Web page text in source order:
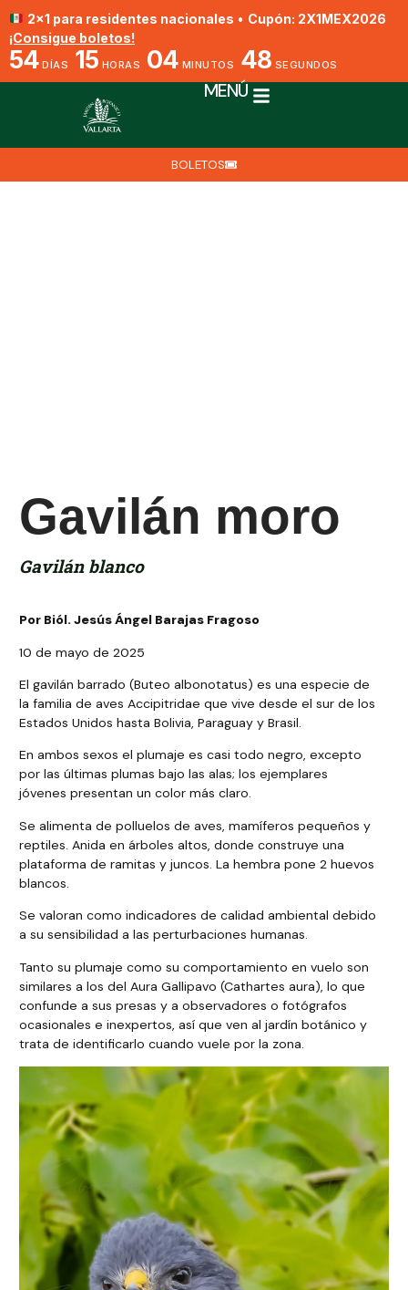
2x1 para residentes nacionales • Cupón: 2X1MEX2026
¡Consigue boletos!
54 DÍAS 15 HORAS 04 MINUTOS 47 SEGUNDOS
MENÚ
BOLETOS
Gavilán moro
Gavilán blanco
Por Biól. Jesús Ángel Barajas Fragoso
10 de mayo de 2025
El gavilán barrado (Buteo albonotatus) es una especie de
la familia de aves Accipitridae que vive desde el sur de los
Estados Unidos hasta Bolivia, Paraguay y Brasil.
En ambos sexos el plumaje es casi todo negro, excepto
por las últimas plumas bajo las alas; los ejemplares
jóvenes presentan un color más claro.
Se alimenta de polluelos de aves, mamíferos pequeños y
reptiles. Anida en árboles altos, donde construye una
plataforma de ramitas y juncos. La hembra pone 2 huevos
blancos.
Se valoran como indicadores de calidad ambiental debido
a su sensibilidad a las perturbaciones humanas.
Tanto su plumaje como su comportamiento en vuelo son
similares a los del Aura Gallipavo (Cathartes aura), lo que
confunde a sus presas y a observadores o fotógrafos
ocasionales e inexpertos, así que ven al jardín botánico y
trata de identificarlo cuando vuele por la zona.